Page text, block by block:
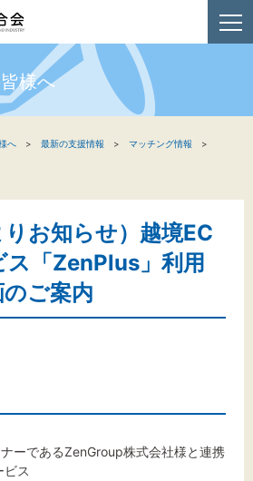
新着情報
関係機関の方へ
会連合会について
お問い合わせ
標準 拡大
様へ
へ 最新の支援情報
マッチング情報
りお知らせ）越境EC
ス「ZenPlus」利用
ご案内
ーであるZenGroup株式会社様と連携
ビス